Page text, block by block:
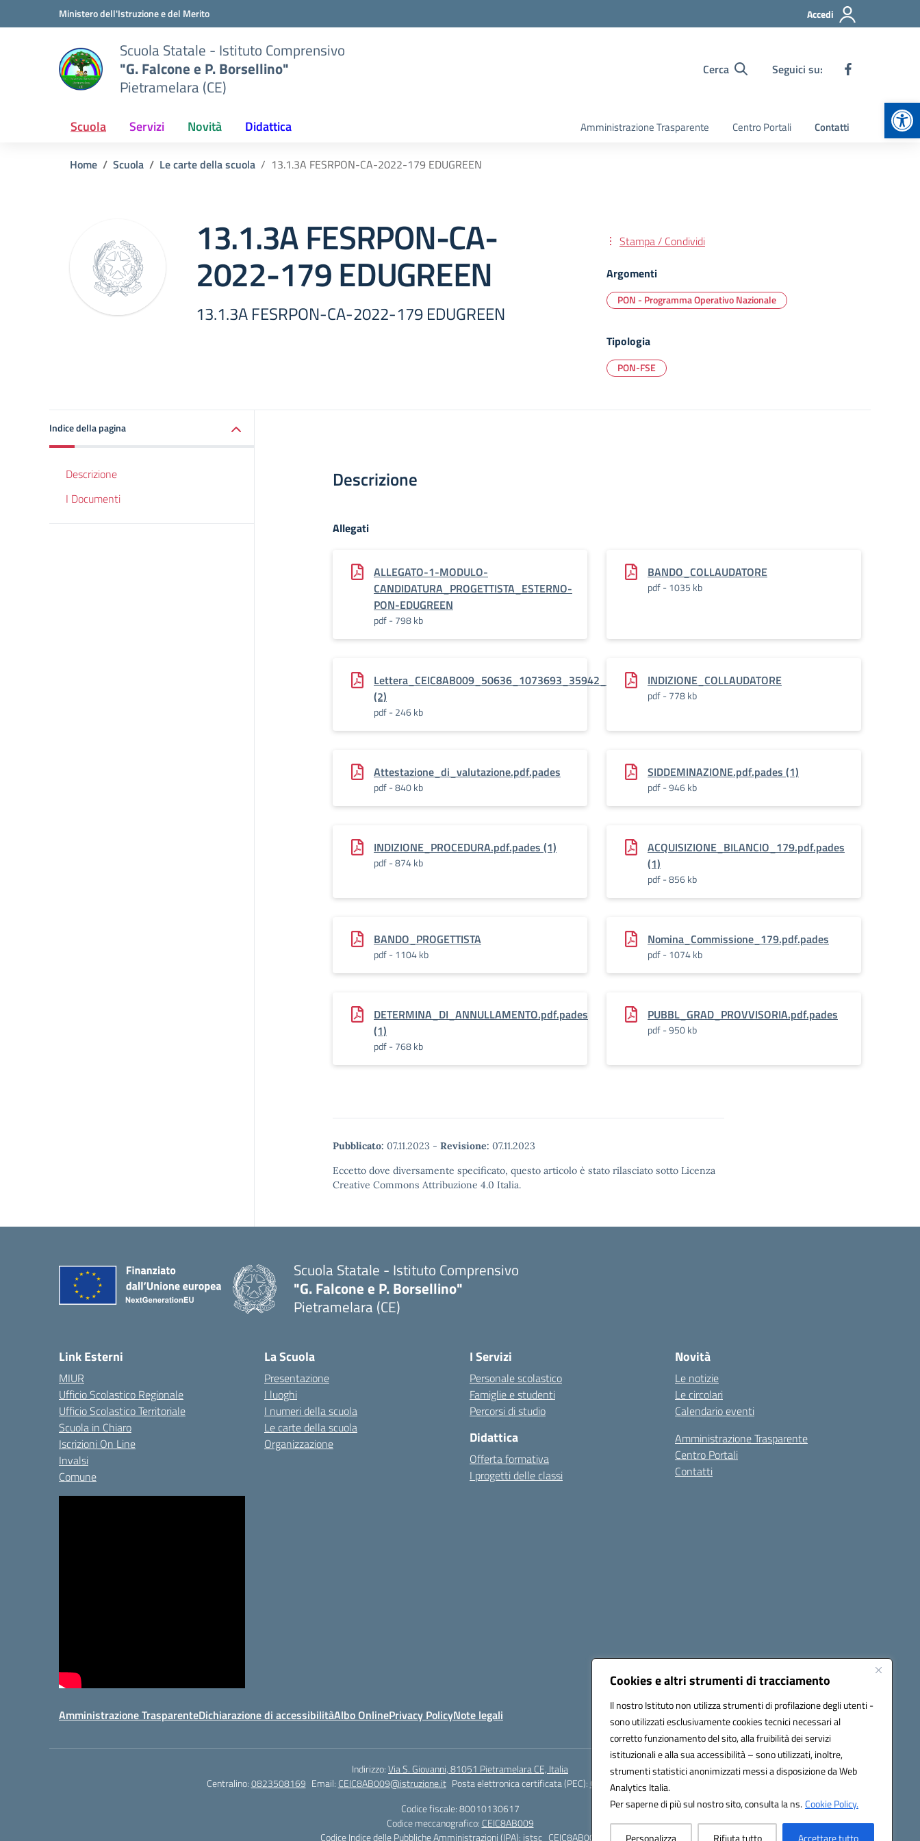
Cookies e altri strumenti di tracciamento
Il nostro Istituto non utilizza strumenti di profilazione degli utenti -
sono utilizzati esclusivamente cookies tecnici necessari al
corretto funzionamento del sito, alla fruibilità dei servizi
istituzionali e alla sua accessibilità – sono utilizzati, inoltre,
strumenti statistici anonimizzati messi a disposizione da Web
Analytics Italia.
Per saperne di più sul nostro sito, consulta la ns.Cookie Policy.
Personalizza Rifiuta tutto Accettare tutto
Vai ai contenuti
Vai al menu di navigazioneMinistero dell'Istruzione e del Merito Accedi
Scuola Statale - Istituto Comprensivo
"G. Falcone e P. Borsellino"
Pietramelara (CE)
Cerca Seguici su:
Scuola Servizi Novità Didattica Amministrazione Trasparente Centro Portali Contatti
Home Scuola Le carte della scuola 13.1.3A FESRPON-CA-2022-179 EDUGREEN
13.1.3A FESRPON-CA-
2022-179 EDUGREEN
13.1.3A FESRPON-CA-2022-179 EDUGREEN
Stampa / Condividi
Argomenti
PON - Programma Operativo Nazionale
Tipologia
PON-FSE
Indice della pagina
Descrizione
I Documenti
Descrizione
Allegati
ALLEGATO-1-MODULO-
CANDIDATURA_PROGETTISTA_ESTERNO-
PON-EDUGREEN
pdf - 798 kb
BANDO_COLLAUDATORE
pdf - 1035 kb
Lettera_CEIC8AB009_50636_1073693_35942_971_1
(2)
pdf - 246 kb
INDIZIONE_COLLAUDATORE
pdf - 778 kb
Attestazione_di_valutazione.pdf.pades
pdf - 840 kb
SIDDEMINAZIONE.pdf.pades (1)
pdf - 946 kb
INDIZIONE_PROCEDURA.pdf.pades (1)
pdf - 874 kb
ACQUISIZIONE_BILANCIO_179.pdf.pades
(1)
pdf - 856 kb
BANDO_PROGETTISTA
pdf - 1104 kb
Nomina_Commissione_179.pdf.pades
pdf - 1074 kb
DETERMINA_DI_ANNULLAMENTO.pdf.pades
(1)
pdf - 768 kb
PUBBL_GRAD_PROVVISORIA.pdf.pades
pdf - 950 kb
Pubblicato: 07.11.2023 - Revisione: 07.11.2023
Eccetto dove diversamente specificato, questo articolo è stato rilasciato sotto Licenza
Creative Commons Attribuzione 4.0 Italia.
Scuola Statale - Istituto Comprensivo
"G. Falcone e P. Borsellino"
Pietramelara (CE)
Link Esterni
MIUR
Ufficio Scolastico Regionale
Ufficio Scolastico Territoriale
Scuola in Chiaro
Iscrizioni On Line
Invalsi
Comune
La Scuola
Presentazione
I luoghi
I numeri della scuola
Le carte della scuola
Organizzazione
I Servizi
Personale scolastico
Famiglie e studenti
Percorsi di studio
Didattica
Offerta formativa
I progetti delle classi
Novità
Le notizie
Le circolari
Calendario eventi
Amministrazione Trasparente
Centro Portali
Contatti
Amministrazione TrasparenteDichiarazione di accessibilitàAlbo OnlinePrivacy PolicyNote legali Seguici su:
Indirizzo:Via S. Giovanni, 81051 Pietramelara CE, Italia
Centralino:0823508169 Email: CEIC8AB009@istruzione.it Posta elettronica certificata (PEC): CEIC8AB009@pec.istruzione.it
Codice fiscale: 80010130617
Codice meccanografico: CEIC8AB009
Codice Indice delle Pubbliche Amministrazioni (IPA): istsc_CEIC8AB009